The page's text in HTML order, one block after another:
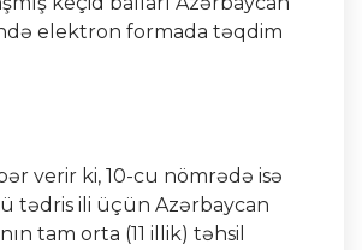
elektron formada təqdim
verir ki, 10-cu nömrədə isə
tədris ili üçün Azərbaycan
tam orta (11 illik) təhsil